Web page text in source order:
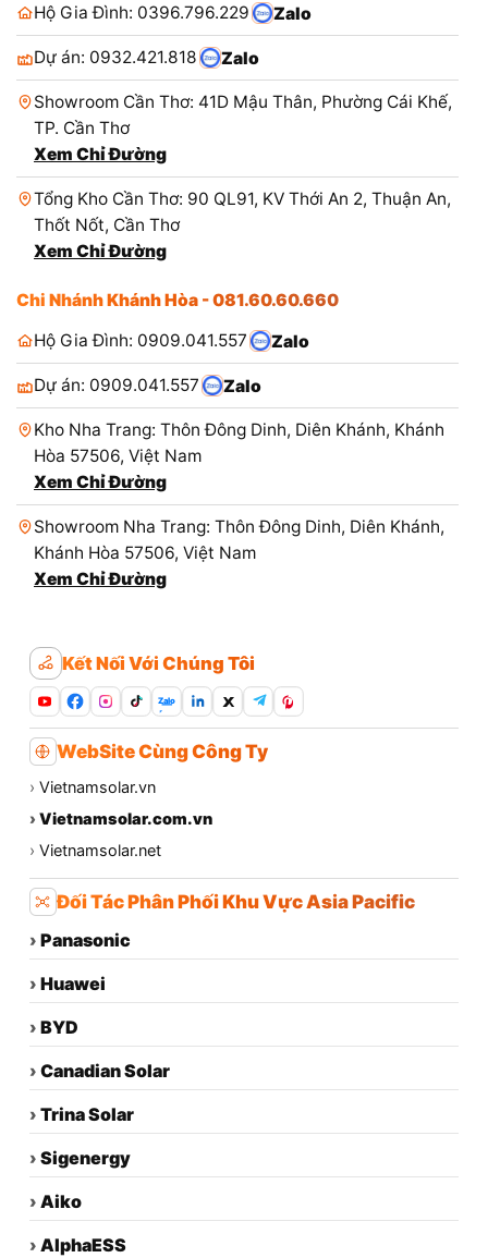
Hộ Gia Đình: 0396.796.229
Zalo
Dự án: 0932.421.818 Zalo
Showroom Cần Thơ: 41D Mậu Thân, Phường Cái Khế,
TP. Cần Thơ
Xem Chỉ Đường
Tổng Kho Cần Thơ: 90 QL91, KV Thới An 2, Thuận An,
Thốt Nốt, Cần Thơ
Xem Chỉ Đường
Chi Nhánh Khánh Hòa - 081.60.60.660
Hộ Gia Đình: 0909.041.557
Zalo
Dự án: 0909.041.557 Zalo
Kho Nha Trang: Thôn Đông Dinh, Diên Khánh, Khánh
Hòa 57506, Việt Nam
Xem Chỉ Đường
Showroom Nha Trang: Thôn Đông Dinh, Diên Khánh,
Khánh Hòa 57506, Việt Nam
Xem Chỉ Đường
Kết Nối Với Chúng Tôi
Zalo
WebSite Cùng Công Ty
› Vietnamsolar.vn
› Vietnamsolar.com.vn
› Vietnamsolar.net
Đối Tác Phân Phối Khu Vực Asia Pacific
› Panasonic
› Huawei
› BYD
› Canadian Solar
› Trina Solar
› Sigenergy
› Aiko
› AlphaESS